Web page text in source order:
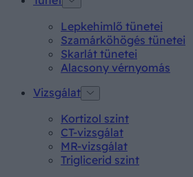
Lepkehimlő tünetei
Szamárköhögés tünetei
Skarlát tünetei
Alacsony vérnyomás
Vizsgálat
Kortizol szint
CT-vizsgálat
MR-vizsgálat
Triglicerid szint